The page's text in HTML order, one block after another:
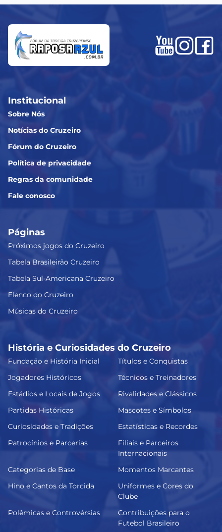
Institucional
Sobre Nós
Notícias do Cruzeiro
Fórum do Cruzeiro
Política de privacidade
Regras da comunidade
Fale conosco
Páginas
Próximos jogos do Cruzeiro
Tabela Brasileirão Cruzeiro
Tabela Sul-Americana Cruzeiro
Elenco do Cruzeiro
Músicas do Cruzeiro
História e Curiosidades do Cruzeiro
Fundação e História Inicial
Títulos e Conquistas
Jogadores Históricos
Técnicos e Treinadores
Estádios e Locais de Jogos
Rivalidades e Clássicos
Partidas Históricas
Mascotes e Símbolos
Curiosidades e Tradições
Estatísticas e Recordes
Patrocínios e Parcerias
Filiais e Parceiros
Internacionais
Categorias de Base
Momentos Marcantes
Hino e Cantos da Torcida
Uniformes e Cores do
Clube
Polêmicas e Controvérsias
Contribuições para o
Futebol Brasileiro